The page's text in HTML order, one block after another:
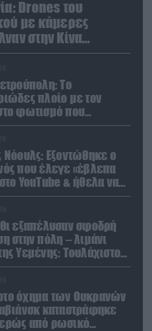
Drones του
με κάμερες
στην Κίνα
Το
πλοίο με τον
φωτισμό που
την περιέργεια
Νόουλς: Εξοντώθηκε ο
που έλεγε «έβλεπα
YouTube & ήθελα να
τους Ρώσους»
εξαπέλυσαν σφοδρή
στην πόλη – λιμάνι
Υεμένης: Toυλάχιστον
(βίντεο)
όχημα των Ουκρανών
καταστράφηκε
από ρωσικό